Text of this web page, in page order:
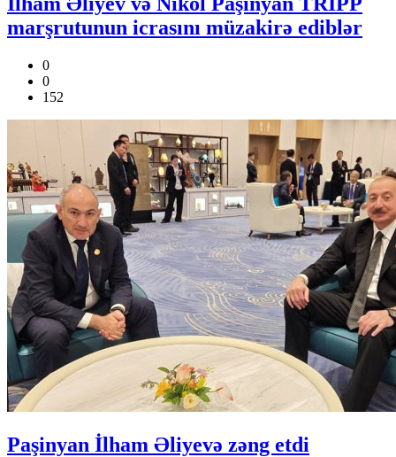
marşrutunun icrasını müzakirə ediblər
0
0
152
Paşinyan İlham Əliyevə zəng etdi